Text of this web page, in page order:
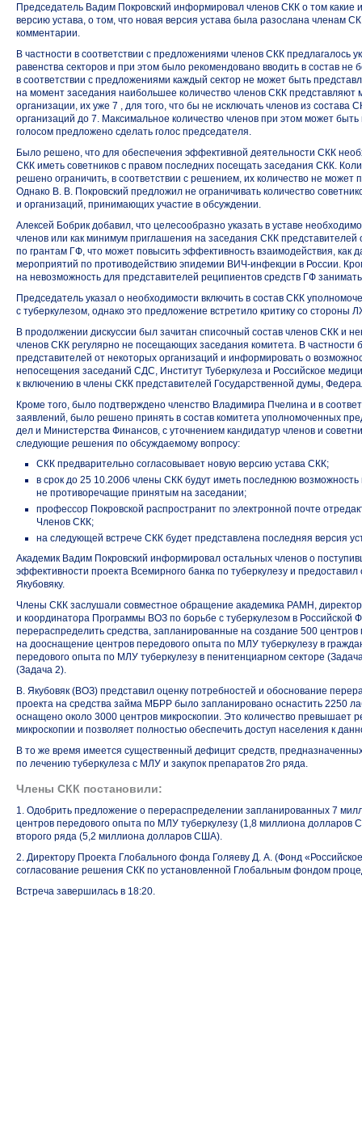
Председатель Вадим Покровский информировал членов СКК о том
версию устава, о том, что новая версия устава была разослана членам
комментарии.
В частности в соответствии с предложениями членов СКК предлагалось
равенства секторов и при этом было рекомендовано вводить в состав
в соответствии с предложениями каждый сектор не может быть
на момент заседания наибольшее количество членов СКК
организации, их уже 7 , для того, что бы не исключать членов из состава
организаций до 7. Максимальное количество членов при этом может
голосом предложено сделать голос председателя.
Было решено, что для обеспечения эффективной деятельности СКК
СКК иметь советников с правом последних посещать заседания СКК.
решено ограничить, в соответствии с решением, их количество не может
Однако В. В. Покровский предложил не ограничивать количество
и организаций, принимающих участие в обсуждении.
Алексей Бобрик добавил, что целесообразно указать в уставе
членов или как минимум приглашения на заседания СКК представителей
по грантам ГФ, что может повысить эффективность взаимодействия, как
мероприятий по противодействию эпидемии ВИЧ-инфекции в России.
на невозможность для представителей реципиентов средств ГФ
Председатель указал о необходимости включить в состав СКК
с туберкулезом, однако это предложение встретило критику со стороны
В продолжении дискуссии был зачитан списочный состав членов СКК и
членов СКК регулярно не посещающих заседания комитета. В частности
представителей от некоторых организаций и информировать о
непосещения заседаний СДС, Институт Туберкулеза и Российское
к включению в члены СКК представителей Государственной думы,
Кроме того, было подтверждено членство Владимира Пчелина и в
заявлений, было решено принять в состав комитета уполномоченных
дел и Министерства Финансов, с уточнением кандидатур членов и
следующие решения по обсуждаемому вопросу:
СКК предварительно согласовывает новую версию устава СКК;
в срок до 25 10.2006 члены СКК будут иметь последнюю
не противоречащие принятым на заседании;
профессор Покровской распространит по электронной почте
Членов СКК;
на следующей встрече СКК будет представлена последняя версия
Академик Вадим Покровский информировал остальных членов о
эффективности проекта Всемирного банка по туберкулезу и
Якубовяку.
Члены СКК заслушали совместное обращение академика РАМН,
и координатора Программы ВОЗ по борьбе с туберкулезом в Российской
перераспределить средства, запланированные на создание 500
на дооснащение центров передового опыта по МЛУ туберкулезу в
передового опыта по МЛУ туберкулезу в пенитенциарном секторе
(Задача 2).
В. Якубовяк (ВОЗ) представил оценку потребностей и обоснование
проекта на средства займа МБРР было запланировано оснастить 2250
оснащено около 3000 центров микроскопии. Это количество превышает
микроскопии и позволяет полностью обеспечить доступ населения к
В то же время имеется существенный дефицит средств,
по лечению туберкулеза с МЛУ и закупок препаратов 2го ряда.
Члены СКК постановили:
1. Одобрить предложение о перераспределении запланированных 7
центров передового опыта по МЛУ туберкулезу (1,8 миллиона
второго ряда (5,2 миллиона долларов США).
2. Директору Проекта Глобального фонда Голяеву Д. А. (Фонд
согласование решения СКК по установленной Глобальным фондом
Встреча завершилась в 18:20.